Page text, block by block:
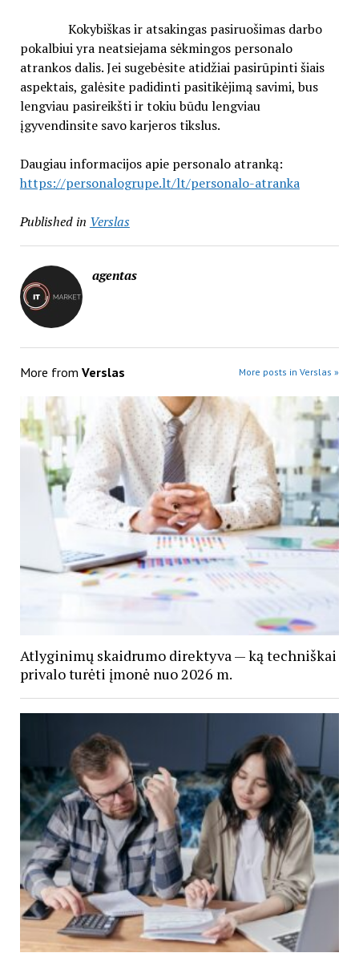
Kokybiškas ir atsakingas pasiruošimas darbo
pokalbiui yra neatsiejama sėkmingos personalo
atrankos dalis. Jei sugebėsite atidžiai pasirūpinti šiais
aspektais, galėsite padidinti pasitikėjimą savimi, bus
lengviau pasireikšti ir tokiu būdu lengviau
įgyvendinsite savo karjeros tikslus.
Daugiau informacijos apie personalo atranką:
https://personalogrupe.lt/lt/personalo-atranka
Published in Verslas
agentas
More from Verslas More posts in Verslas »
Atlyginimų skaidrumo direktyva — ką techniškai
privalo turėti įmonė nuo 2026 m.